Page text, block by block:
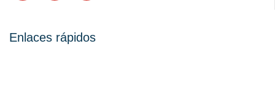
Enlaces rápidos